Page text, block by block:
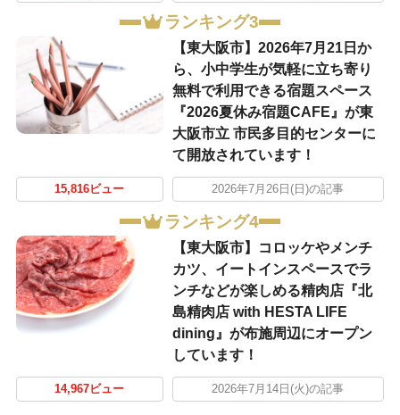
ランキング3
【東大阪市】2026年7月21日か
ら、小中学生が気軽に立ち寄り
無料で利用できる宿題スペース
『2026夏休み宿題CAFE』が東
大阪市立 市民多目的センターに
て開放されています！
15,816ビュー 2026年7月26日(日)の記事
ランキング4
【東大阪市】コロッケやメンチ
カツ、イートインスペースでラ
ンチなどが楽しめる精肉店『北
島精肉店 with HESTA LIFE
dining』が布施周辺にオープン
しています！
14,967ビュー 2026年7月14日(火)の記事